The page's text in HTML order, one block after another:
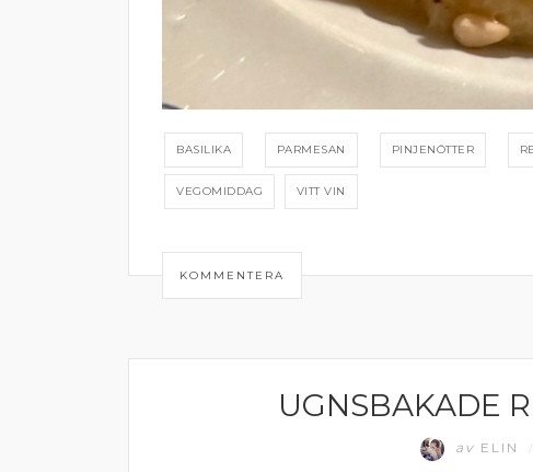
BASILIKA PARMESAN PINJENÖTTER
VEGOMIDDAG VITT VIN
KOMMENTERA
UGNSBAKADE
av ELIN